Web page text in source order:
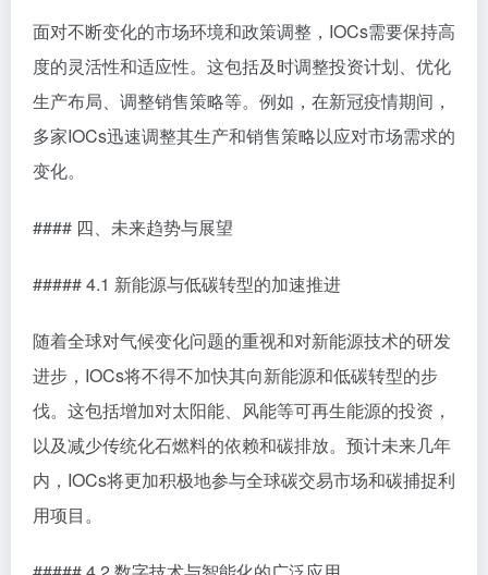
面对不断变化的市场环境和政策调整，IOCs需要保持高
度的灵活性和适应性。这包括及时调整投资计划、优化
生产布局、调整销售策略等。例如，在新冠疫情期间，
多家IOCs迅速调整其生产和销售策略以应对市场需求的
变化。
#### 四、未来趋势与展望
##### 4.1 新能源与低碳转型的加速推进
随着全球对气候变化问题的重视和对新能源技术的研发
进步，IOCs将不得不加快其向新能源和低碳转型的步
伐。这包括增加对太阳能、风能等可再生能源的投资，
以及减少传统化石燃料的依赖和碳排放。预计未来几年
内，IOCs将更加积极地参与全球碳交易市场和碳捕捉利
用项目。